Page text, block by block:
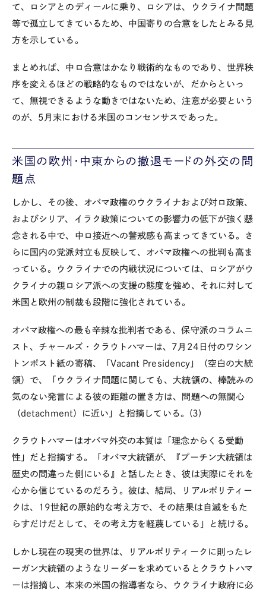
て、ロシアとのディールに乗り、ロシアは、ウクライナ問題
等で孤立してきているため、中国寄りの合意をしたとみる見
方を示している。
まとめれば、中ロ合意はかなり戦術的なものであり、世界秩
序を変えるほどの戦略的なものではないが、だからといっ
て、無視できるような動きではないため、注意が必要という
のが、5月末における米国のコンセンサスであった。
米国の欧州・中東からの撤退モードの外交の問
題点
しかし、その後、オバマ政権のウクライナおよび対ロ政策、
およびシリア、イラク政策についての影響力の低下が強く懸
念される中で、中ロ接近への警戒感も高まってきている。さ
らに国内の党派対立も反映して、オバマ政権への批判も高ま
っている。ウクライナでの内戦状況については、ロシアがウ
クライナの親ロシア派への支援の態度を強め、それに対して
米国と欧州の制裁も段階に強化されている。
オバマ政権への最も辛辣な批判者である、保守派のコラムニ
スト、チャールズ・クラウトハマーは、7月24日付のワシン
トンポスト紙の寄稿、「Vacant Presidency」（空白の大統
領）で、「ウクライナ問題に関しても、大統領の、棒読みの
気のない発言による彼の距離の置き方は、問題への無関心
（detachment）に近い」と指摘している。(3)
クラウトハマーはオバマ外交の本質は「理念からくる受動
性」だと指摘する。「オバマ大統領が、『プーチン大統領は
歴史の間違った側にいる』と話したとき、彼は実際にそれを
心から信じているのだろう。彼は、結局、リアルポリティー
クは、19世紀の原始的な考え方で、その結果は自滅をもた
らすだけだとして、その考え方を軽蔑している」と続ける。
しかし現在の現実の世界は、リアルポリティークに則ったレ
ーガン大統領のようなリーダーを求めているとクラウトハマ
ーは指摘し、本来の米国の指導者なら、ウクライナ政府に必